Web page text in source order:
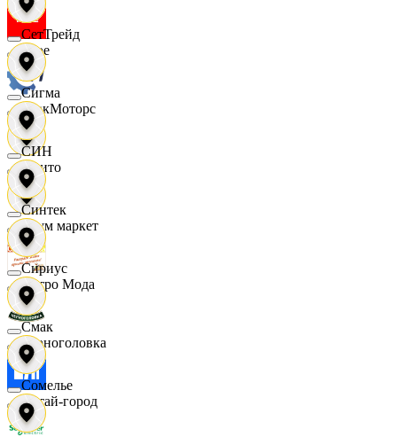
Твое
ТракМоторс
Фрито
Хоум маркет
Цетро Мода
Черноголовка
Читай-город
СетТрейд
Сигма
СИН
Синтек
Сириус
Смак
Сомелье